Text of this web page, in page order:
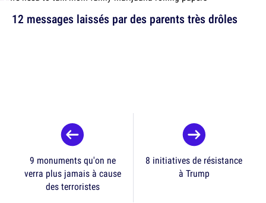
12 messages laissés par des parents très drôles
9 monuments qu'on ne
verra plus jamais à cause
des terroristes
8 initiatives de résistance
à Trump